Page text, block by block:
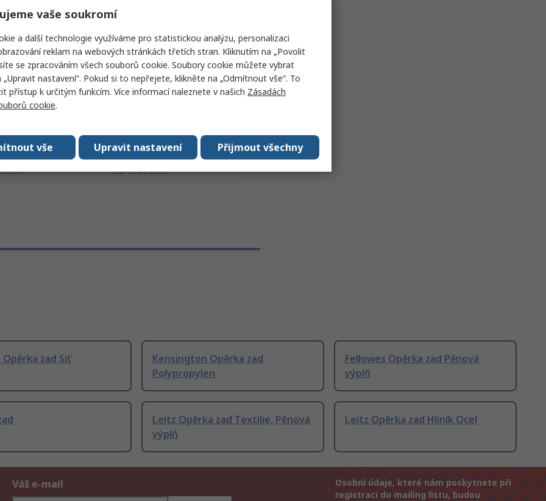
podobné produkty.
Hodnota
Impacto
Opěrka zad
Černá
ISO 9001:2008
Opěrka zad Síť
Kensington Opěrka zad
Polypropylen
Fellowes Opěrka zad Pěnová
výplň
Leitz Opěrka zad Textilie, Pěnová
výplň
Leitz Opěrka zad Hliník Ocel
Váš e-mail
Osobní údaje, které nám poskytnete při
registraci do mailing listu, budou
vaše soukromí
a další technologie využíváme pro statistickou analýzu, personalizaci
reklam na webových stránkách třetích stran. Kliknutím na „Povolit
se zpracováním všech souborů cookie. Soubory cookie můžete vybrat
nastavení“. Pokud si to nepřejete, klikněte na „Odmítnout vše“. To
přístup k určitým funkcím. Více informací naleznete v našich Zásadách
cookie.
Přijmout všechny
Upravit nastavení
vše